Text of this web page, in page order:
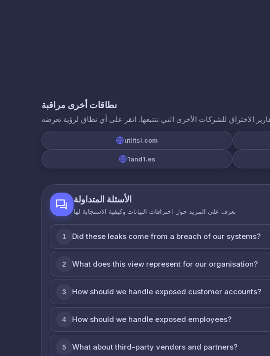
نطاقات أخرى مراقبة
utiitsl.com
1and1.es
الأسئلة المتداولة
تعرف على المزيد حول اختراقات البيانات وكيفية الاستجابة لها
1 Did these leaks come from a breach of our systems?
2 What does this view represent for our organisation?
3 How should we handle exposed customer accounts?
4 How should we handle exposed employees?
5 What about third-party vendors and partners?